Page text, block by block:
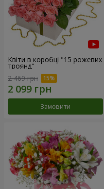
Квіти в коробці "15 рожевих
троянд"
2 469 грн
Замовити